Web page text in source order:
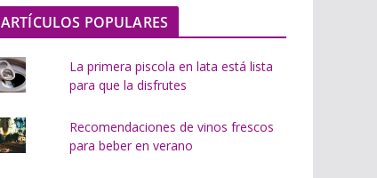
.
.
ARTÍCULOS POPULARES
La primera piscola en lata está lista
para que la disfrutes
Recomendaciones de vinos frescos
para beber en verano